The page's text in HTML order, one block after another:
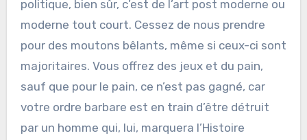
politique, bien sûr, c’est de l’art post moderne ou
moderne tout court. Cessez de nous prendre
pour des moutons bêlants, même si ceux-ci sont
majoritaires. Vous offrez des jeux et du pain,
sauf que pour le pain, ce n’est pas gagné, car
votre ordre barbare est en train d’être détruit
par un homme qui, lui, marquera l’Histoire